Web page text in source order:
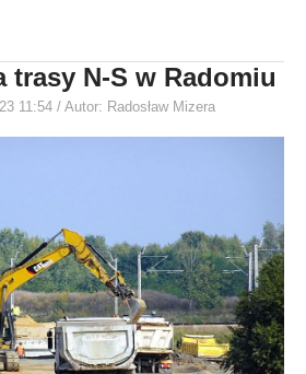
trasy N-S w Radomiu
11:54 / Autor: Radosław Mizera